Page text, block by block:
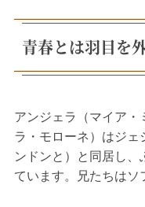
青春とは羽目を
アンジェラ（マイア・
ラ・モローネ）はジェ
ンドンと）と同居し、
ています。兄たちはソ